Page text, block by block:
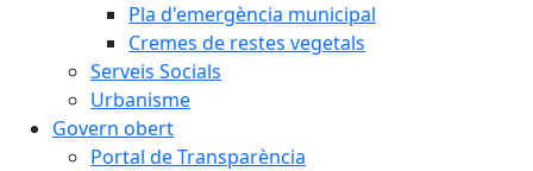
Pla d'emergència municipal
Cremes de restes vegetals
Serveis Socials
Urbanisme
Govern obert
Portal de Transparència